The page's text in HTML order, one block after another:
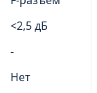
<2,5 дБ
-
Нет